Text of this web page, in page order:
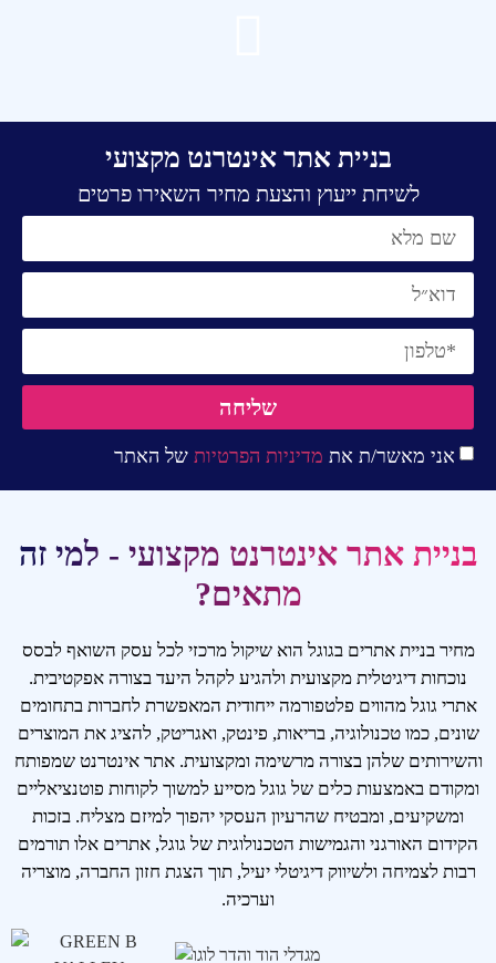
בניית אתר אינטרנט מקצועי
לשיחת ייעוץ והצעת מחיר השאירו פרטים
אני מאשר/ת את מדיניות הפרטיות של האתר
שליחה
בניית אתר אינטרנט מקצועי - למי זה
מתאים?
מחיר בניית אתרים בגוגל הוא שיקול מרכזי לכל עסק השואף לבסס
נוכחות דיגיטלית מקצועית ולהגיע לקהל היעד בצורה אפקטיבית.
אתרי גוגל מהווים פלטפורמה ייחודית המאפשרת לחברות בתחומים
שונים, כמו טכנולוגיה, בריאות, פינטק, ואגריטק, להציג את המוצרים
והשירותים שלהן בצורה מרשימה ומקצועית. אתר אינטרנט שמפותח
ומקודם באמצעות כלים של גוגל מסייע למשוך לקוחות פוטנציאליים
ומשקיעים, ומבטיח שהרעיון העסקי יהפוך למיזם מצליח. בזכות
הקידום האורגני והגמישות הטכנולוגית של גוגל, אתרים אלו תורמים
רבות לצמיחה ולשיווק דיגיטלי יעיל, תוך הצגת חזון החברה, מוצריה
וערכיה.